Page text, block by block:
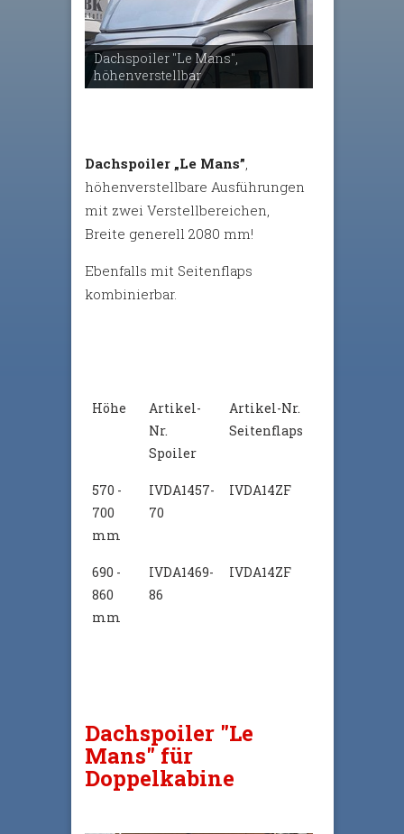
Dachspoiler "Le Mans",
höhenverstellbar
Dachspoiler „Le Mans”
höhenverstellbare Ausführungen
mit zwei Verstellbereichen,
Breite generell 2080 mm!
Ebenfalls mit Seitenflaps
kombinierbar.
Höhe
Artikel-
Nr.
Spoiler
Artikel-Nr.
Seitenflaps
570 -
700
mm
IVDA1457-
70
IVDA14ZF
690 -
860
mm
IVDA1469-
86
IVDA14ZF
Dachspoiler "Le
Mans" für
Doppelkabine